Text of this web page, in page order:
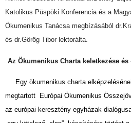
Katolikus Püspöki Konferencia és a
Ökumenikus Tanácsa megbízásából
és dr.Görög Tibor lektorálta.
Az Ökumenikus Charta keletkezése és
Egy ökumenikus charta
megtartott Európai Ökumenikus
az európai keresztény egyházak